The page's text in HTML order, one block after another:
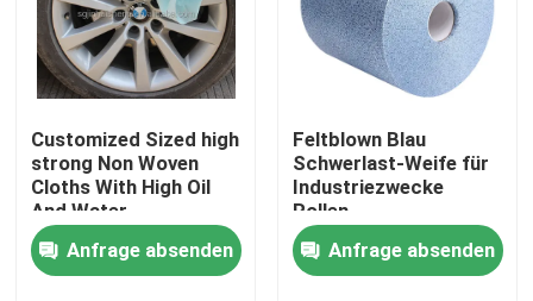
Zu Hause
Produkte
Customized Sized high
strong Non Woven
Cloths With High Oil
And Water
Absorbency Jumbo
Industrial Wipes
Anfrage absenden
Feltblown Blau
Schwerlast-Weife für
Industriezwecke
Rollen
Polypropylenmaterial
Anfrage absenden